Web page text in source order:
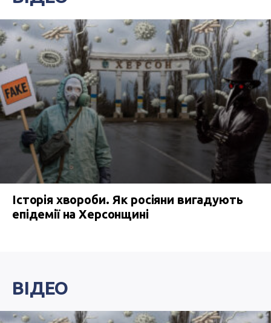
Історія хвороби. Як росіяни вигадують
епідемії на Херсонщині
ВІДЕО